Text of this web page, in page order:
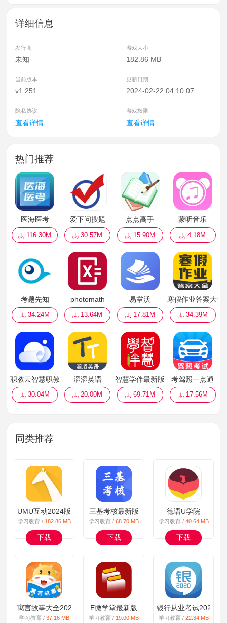
详细信息
发行商 游戏大小
未知 182.86 MB
当前版本 更新日期
v1.251 2024-02-22 04:10:07
隐私协议 游戏权限
查看详情 查看详情
热门推荐
医海医考
116.30M
爱下问搜题
30.57M
点点高手
15.90M
蒙听音乐
4.18M
考题先知
34.24M
photomath
13.64M
易掌沃
17.81M
寒假作业答案大全
34.39M
职教云智慧职教
30.04M
滔滔英语
20.00M
智慧学伴最新版
69.71M
考驾照一点通
17.56M
同类推荐
UMU互动2024版
学习教育 / 182.86 MB
下载
三基考核最新版
学习教育 /68.70 MB
下载
德语U学院
学习教育 / 40.64 MB
下载
寓言故事大全2024版
学习教育 / 37.16 MB
E微学堂最新版
学习教育 / 19.00 MB
银行从业考试2024版
学习教育 / 22.34 MB